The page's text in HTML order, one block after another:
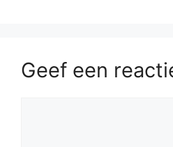
Geef een